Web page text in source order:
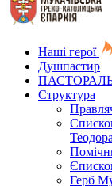
Наші герої
Душпастир
Структура
Теодора
Герб